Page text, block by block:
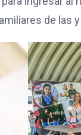
de las